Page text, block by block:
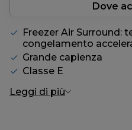
Dove
Freezer Air Surround:
congelamento
Grande capienza
Classe E
Leggi di più